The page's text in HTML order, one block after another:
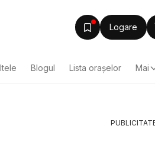
Logare
Blogul Lista oraşelor Mai